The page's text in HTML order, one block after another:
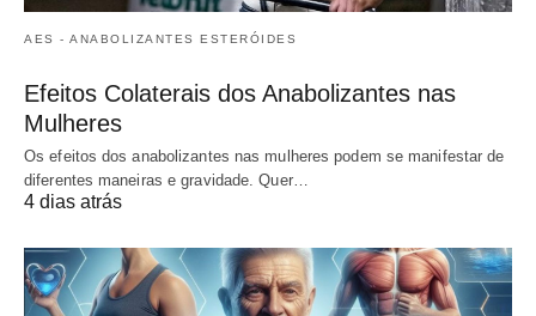
AES - ANABOLIZANTES ESTERÓIDES
Efeitos Colaterais dos Anabolizantes nas
Mulheres
Os efeitos dos anabolizantes nas mulheres podem se manifestar de
diferentes maneiras e gravidade. Quer…
4 dias atrás